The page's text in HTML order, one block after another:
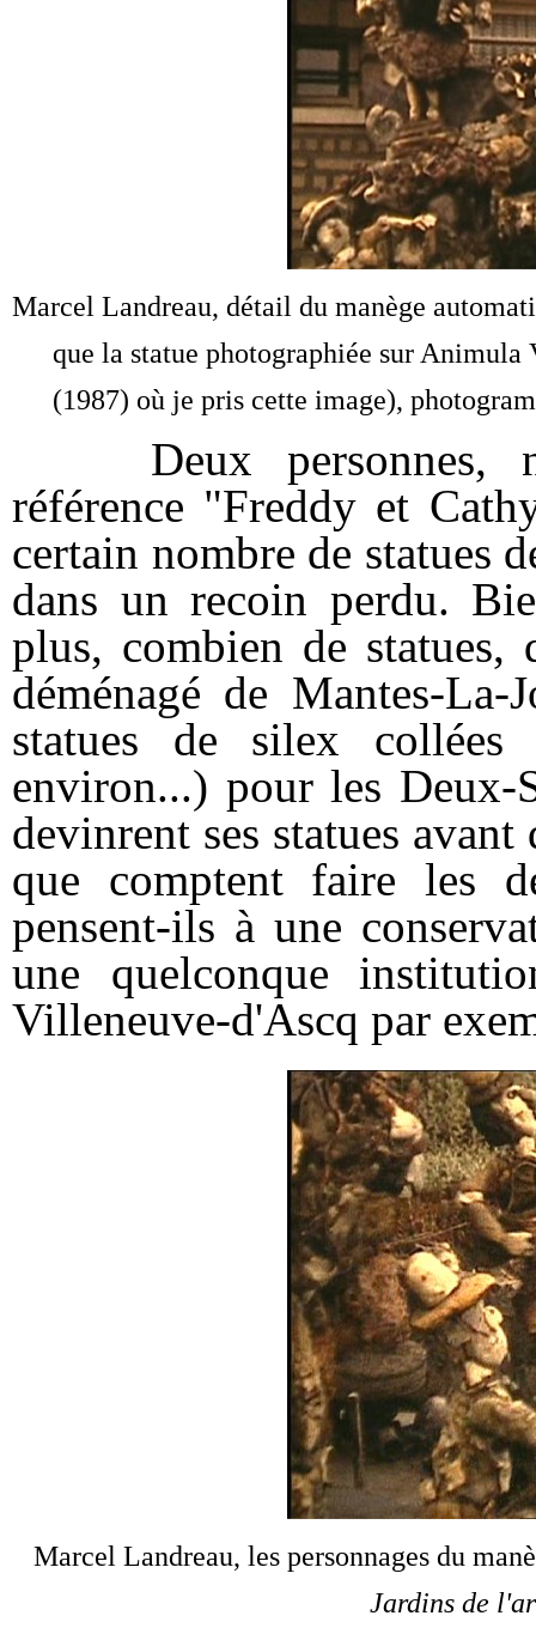
Marcel Landreau, détail du manège
que la statue photographiée sur Animula
(1987) où je pris cette image),
Deux personnes,
référence "Freddy et
certain nombre de statues
dans un recoin perdu.
plus, combien de statues,
déménagé de Mantes-
statues de silex
environ...) pour les Deux-
devinrent ses statues
que comptent faire les
pensent-ils à une
une quelconque
Villeneuve-d'Ascq par
Marcel Landreau, les personnages du
Jardins de